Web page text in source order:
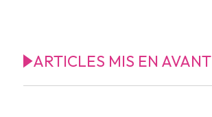
ARTICLES MIS EN AVANT